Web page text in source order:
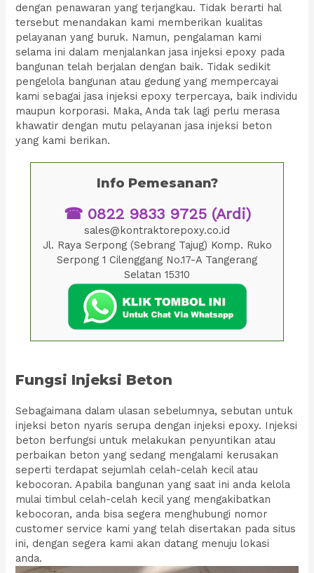
dengan penawaran yang terjangkau. Tidak berarti hal
tersebut menandakan kami memberikan kualitas
pelayanan yang buruk. Namun, pengalaman kami
selama ini dalam menjalankan jasa injeksi epoxy pada
bangunan telah berjalan dengan baik. Tidak sedikit
pengelola bangunan atau gedung yang mempercayai
kami sebagai jasa injeksi epoxy terpercaya, baik individu
maupun korporasi. Maka, Anda tak lagi perlu merasa
khawatir dengan mutu pelayanan jasa injeksi beton
yang kami berikan.
Info Pemesanan?
☎ 0822 9833 9725 (Ardi)
sales@kontraktorepoxy.co.id
Jl. Raya Serpong (Sebrang Tajug) Komp. Ruko
Serpong 1 Cilenggang No.17-A Tangerang
Selatan 15310
Fungsi Injeksi Beton
Sebagaimana dalam ulasan sebelumnya, sebutan untuk
injeksi beton nyaris serupa dengan injeksi epoxy. Injeksi
beton berfungsi untuk melakukan penyuntikan atau
perbaikan beton yang sedang mengalami kerusakan
seperti terdapat sejumlah celah-celah kecil atau
kebocoran. Apabila bangunan yang saat ini anda kelola
mulai timbul celah-celah kecil yang mengakibatkan
kebocoran, anda bisa segera menghubungi nomor
customer service kami yang telah disertakan pada situs
ini, dengan segera kami akan datang menuju lokasi
anda.